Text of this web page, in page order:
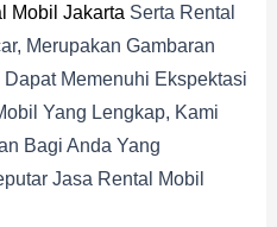
Mobil Jakarta Serta Rental
Merupakan Gambaran
Memenuhi Ekspektasi
Yang Lengkap, Kami
Bagi Anda Yang
Jasa Rental Mobil